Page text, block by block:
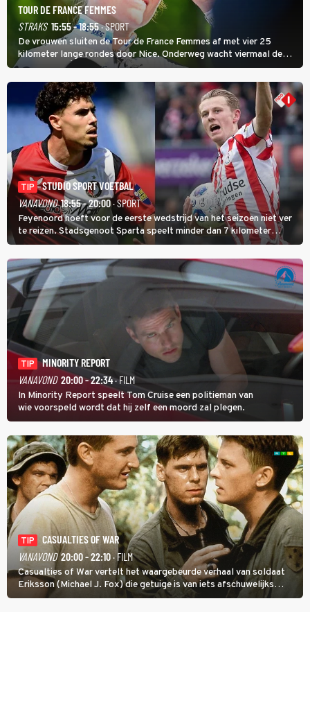
TOUR DE FRANCE FEMMES
STRAKS 15:55 - 18:55· SPORT
De vrouwen sluiten de Tour de France Femmes af met vier 25
kilometer lange rondes door Nice. Onderweg wacht viermaal de
zware Col d'Èze. Aan de finish op de Promenade des Anglais krijgt
de eindwinnaar de laatste gele trui.
TIP
STUDIO SPORT VOETBAL
VANAVOND 18:55 - 20:00· SPORT
Feyenoord hoeft voor de eerste wedstrijd van het seizoen niet ver
te reizen. Stadsgenoot Sparta speelt minder dan 7 kilometer
verderop. Feyenoord trok de Spaanse spits Nacho Ferri aan van
KVC Westerlo uit België.
TIP
MINORITY REPORT
VANAVOND 20:00 - 22:34· FILM
In Minority Report speelt Tom Cruise een politieman van
wie voorspeld wordt dat hij zelf een moord zal plegen.
TIP
CASUALTIES OF WAR
VANAVOND 20:00 - 22:10· FILM
Casualties of War vertelt het waargebeurde verhaal van soldaat
Eriksson (Michael J. Fox) die getuige is van iets afschuwelijks
tijdens de Vietnamoorlog. Hij besluit uit de school te klappen.